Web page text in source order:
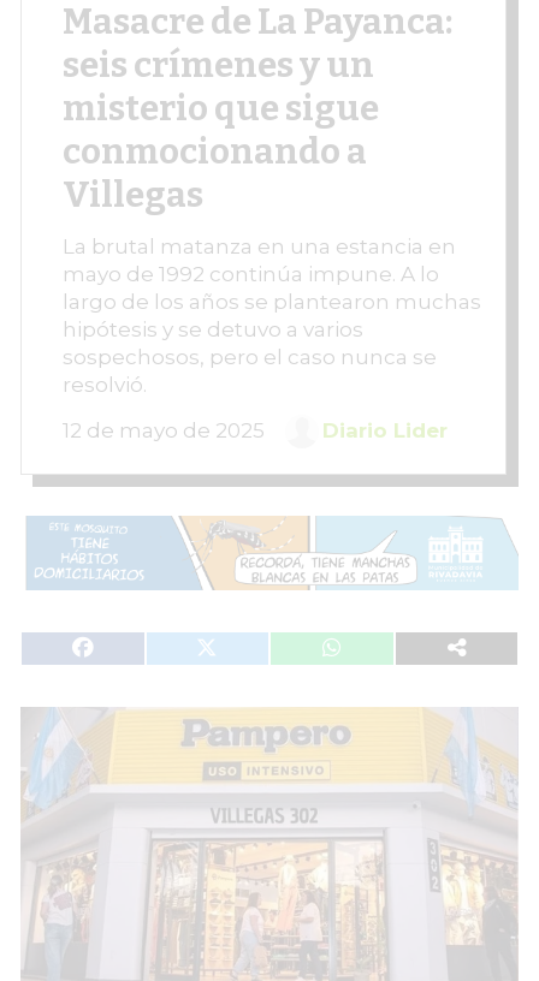
Masacre de La Payanca:
seis crímenes y un
misterio que sigue
conmocionando a
Villegas
La brutal matanza en una estancia en
mayo de 1992 continúa impune. A lo
largo de los años se plantearon muchas
hipótesis y se detuvo a varios
sospechosos, pero el caso nunca se
resolvió.
12 de mayo de 2025
Diario Lider